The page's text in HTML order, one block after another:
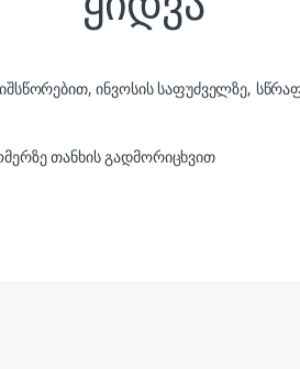
ინვოსის საფუძველზე,
თანხის გადმორიცხვით